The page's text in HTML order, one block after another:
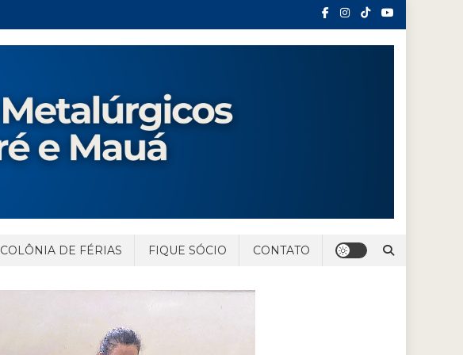
COLÔNIA DE FÉRIAS FIQUE SÓCIO CONTATO